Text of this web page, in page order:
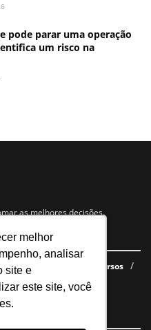
melhor
analisar
site e
este site, você
pode parar uma operação
um risco na
as melhores decisões.
E-books gratuitos
Cursos